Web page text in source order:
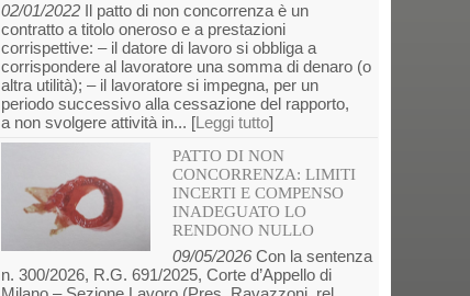
02/01/2022 Il patto di non concorrenza è un
contratto a titolo oneroso e a prestazioni
corrispettive: – il datore di lavoro si obbliga a
corrispondere al lavoratore una somma di denaro (o
altra utilità); – il lavoratore si impegna, per un
periodo successivo alla cessazione del rapporto,
a non svolgere attività in... [Leggi tutto]
PATTO DI NON
CONCORRENZA: LIMITI
INCERTI E COMPENSO
INADEGUATO LO
RENDONO NULLO
09/05/2026Con la sentenza
n. 300/2026, R.G. 691/2025, Corte d’Appello di